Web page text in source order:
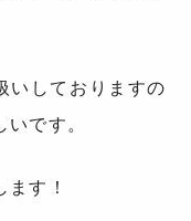
いしておりますの
です。
す！